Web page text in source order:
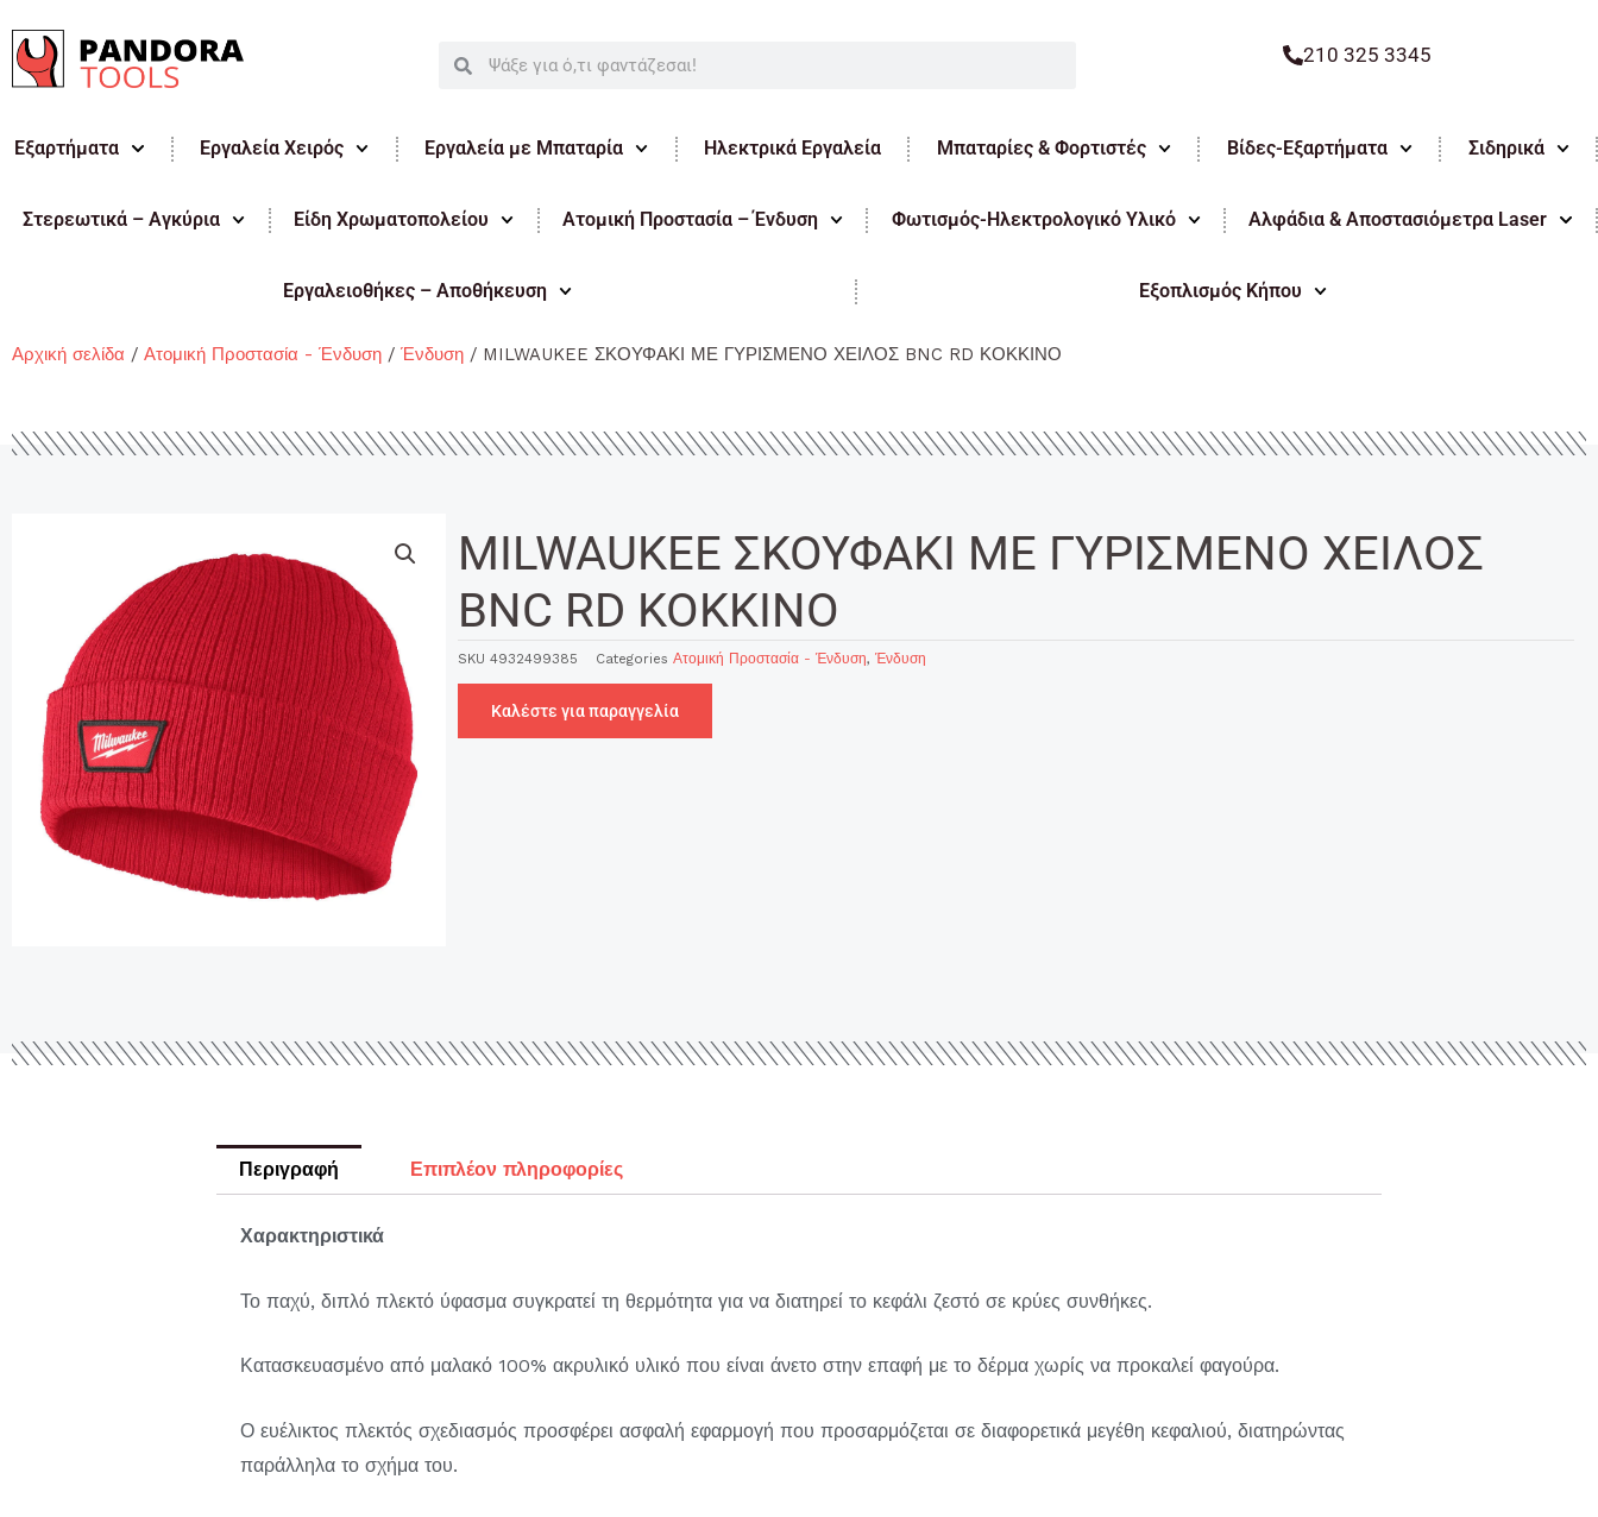
στο
περιεχόμενο
SearchSearch 210 325 3345
Εξαρτήματα Εργαλεία Χειρός Εργαλεία με Μπαταρία Ηλεκτρικά Εργαλεία Μπαταρίες & Φορτιστές Βίδες-Εξαρτήματα Σιδηρικά
Στερεωτικά – Αγκύρια Είδη Χρωματοπολείου Ατομική Προστασία – Ένδυση Φωτισμός-Ηλεκτρολογικό Υλικό Αλφάδια & Αποστασιόμετρα Laser
Εργαλειοθήκες – Αποθήκευση Εξοπλισμός Κήπου
Αρχική σελίδα / Ατομική Προστασία - Ένδυση / Ένδυση / MILWAUKEE ΣΚΟΥΦΑΚΙ ΜΕ ΓΥΡΙΣΜΕΝΟ ΧΕΙΛΟΣ BNC RD ΚΟΚΚΙΝΟ
MILWAUKEE ΣΚΟΥΦΑΚΙ ΜΕ ΓΥΡΙΣΜΕΝΟ ΧΕΙΛΟΣ
BNC RD ΚΟΚΚΙΝΟ
SKU 4932499385 Categories Ατομική Προστασία - Ένδυση, Ένδυση
Καλέστε για παραγγελία
Περιγραφή Επιπλέον πληροφορίες
Χαρακτηριστικά
Το παχύ, διπλό πλεκτό ύφασμα συγκρατεί τη θερμότητα για να διατηρεί το κεφάλι ζεστό σε κρύες συνθήκες.
Κατασκευασμένο από μαλακό 100% ακρυλικό υλικό που είναι άνετο στην επαφή με το δέρμα χωρίς να προκαλεί φαγούρα.
Ο ευέλικτος πλεκτός σχεδιασμός προσφέρει ασφαλή εφαρμογή που προσαρμόζεται σε διαφορετικά μεγέθη κεφαλιού, διατηρώντας
παράλληλα το σχήμα του.